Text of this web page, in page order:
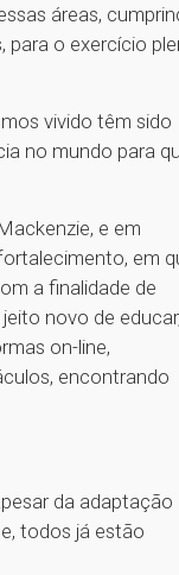
áreas,
para o exercício
vivido têm sido
no mundo para
e em
em
a finalidade de
novo de educar,
on-line,
encontrando
da adaptação
todos já estão